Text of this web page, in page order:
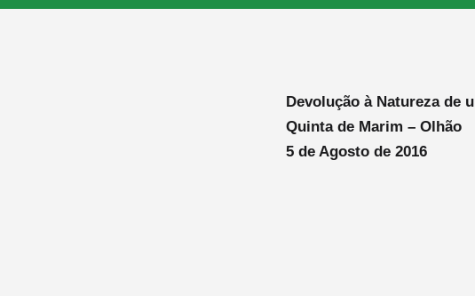
Devolução à Natureza de
Quinta de Marim – Olhão
5 de Agosto de 2016